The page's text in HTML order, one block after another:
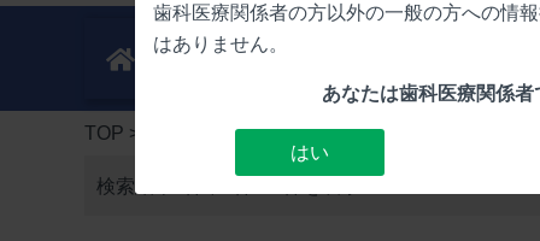
歯科医療関係者の方以外の一般の方への情
はありません。
あなたは歯科医療関係者
はい
新製品
TOP > 検索結果一覧
検索結果1件中